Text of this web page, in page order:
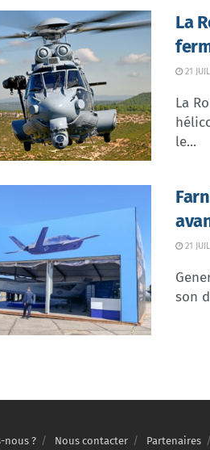
La
21
La
le...
21
son
nous ? Nous contacter Partenaires